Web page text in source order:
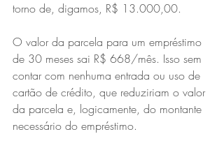
torno de, digamos, R$ 13.000,00.
O valor da parcela para um empréstimo
de 30 meses sai R$ 668/mês. Isso sem
contar com nenhuma entrada ou uso de
cartão de crédito, que reduziriam o valor
da parcela e, logicamente, do montante
necessário do empréstimo.